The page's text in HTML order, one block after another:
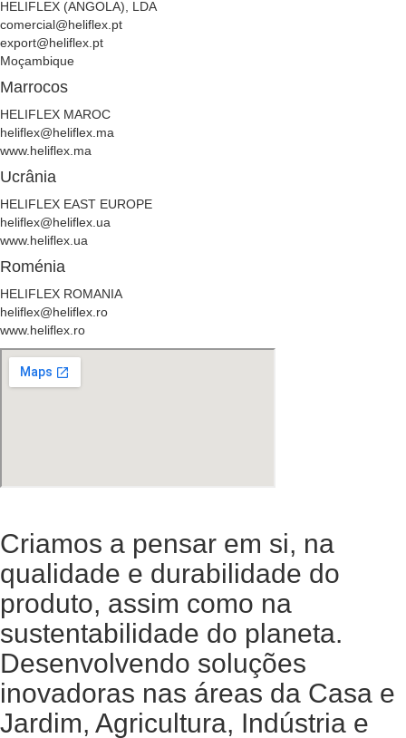
HELIFLEX (ANGOLA), LDA
comercial@heliflex.pt
export@heliflex.pt
Moçambique
Marrocos
HELIFLEX MAROC
heliflex@heliflex.ma
www.heliflex.ma
Ucrânia
HELIFLEX EAST EUROPE
heliflex@heliflex.ua
www.heliflex.ua
Roménia
HELIFLEX ROMANIA
heliflex@heliflex.ro
www.heliflex.ro
Criamos a pensar em si, na
qualidade e durabilidade do
produto, assim como na
sustentabilidade do planeta.
Desenvolvendo soluções
inovadoras nas áreas da Casa e
Jardim, Agricultura, Indústria e